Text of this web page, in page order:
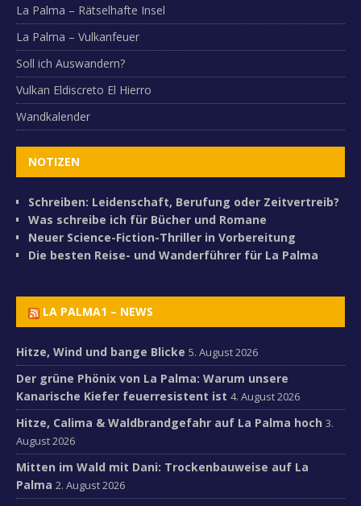
La Palma – Rätselhafte Insel
La Palma – Vulkanfeuer
Soll ich Auswandern?
Vulkan Eldiscreto El Hierro
Wandkalender
NOTIZEN
Schreiben: Leidenschaft, Berufung oder Zeitvertreib?
Was schreibe ich für Bücher und Romane
Neuer Science-Fiction-Thriller in Vorbereitung
Die besten Reise- und Wanderführer für La Palma
LA PALMA1 – NEWS
Hitze, Wind und bange Blicke 5. August 2026
Der grüne Phönix von La Palma: Warum unsere
Kanarische Kiefer feuerresistent ist 4. August 2026
Hitze, Calima & Waldbrandgefahr auf La Palma hoch 3.
August 2026
Mitten im Wald mit Dani: Trockenbauweise auf La
Palma 2. August 2026